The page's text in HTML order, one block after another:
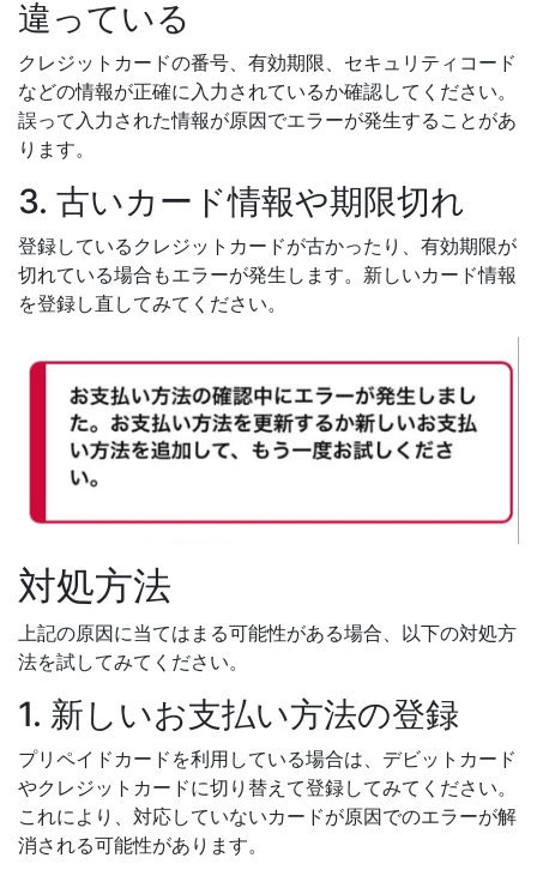
違っている
クレジットカードの番号、有効期限、セキュリティコード
などの情報が正確に入力されているか確認してください。
誤って入力された情報が原因でエラーが発生することがあ
ります。
3. 古いカード情報や期限切れ
登録しているクレジットカードが古かったり、有効期限が
切れている場合もエラーが発生します。新しいカード情報
を登録し直してみてください。
対処方法
上記の原因に当てはまる可能性がある場合、以下の対処方
法を試してみてください。
1. 新しいお支払い方法の登録
プリペイドカードを利用している場合は、デビットカード
やクレジットカードに切り替えて登録してみてください。
これにより、対応していないカードが原因でのエラーが解
消される可能性があります。